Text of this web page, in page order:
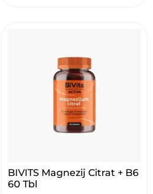
BIVITS Magnezij Citrat + B6
60 Tbl